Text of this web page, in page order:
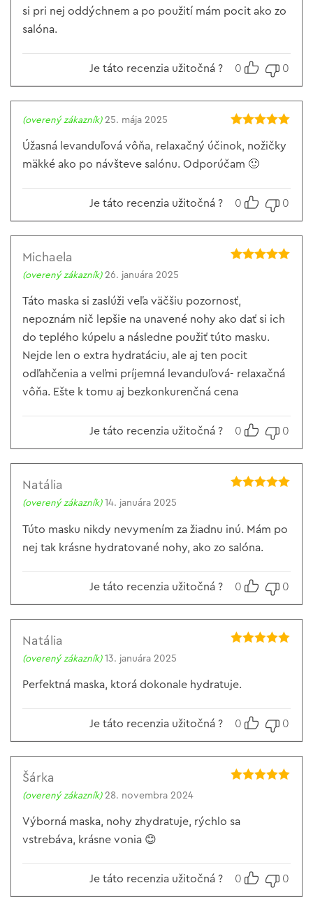
si pri nej oddýchnem a po použití mám pocit ako zo
salóna.
Je táto recenzia užitočná ? 0 0
z 5
(overený zákazník) 25. mája 2025
Úžasná levanduľová vôňa, relaxačný účinok, nožičky
mäkké ako po návšteve salónu. Odporúčam 🙂
Je táto recenzia užitočná ? 0 0
Michaela
(overený zákazník) 26. januára 2025
Táto maska si zaslúži veľa väčšiu pozornosť,
nepoznám nič lepšie na unavené nohy ako dať si ich
do teplého kúpelu a následne použiť túto masku.
Nejde len o extra hydratáciu, ale aj ten pocit
odľahčenia a veľmi príjemná levanduľová- relaxačná
vôňa. Ešte k tomu aj bezkonkurenčná cena
Je táto recenzia užitočná ? 0 0
Natália
(overený zákazník) 14. januára 2025
Túto masku nikdy nevymením za žiadnu inú. Mám po
nej tak krásne hydratované nohy, ako zo salóna.
Je táto recenzia užitočná ? 0 0
Natália
(overený zákazník) 13. januára 2025
Perfektná maska, ktorá dokonale hydratuje.
Je táto recenzia užitočná ? 0 0
Šárka
(overený zákazník) 28. novembra 2024
Výborná maska, nohy zhydratuje, rýchlo sa
vstrebáva, krásne vonia 😊
Je táto recenzia užitočná ? 0 0